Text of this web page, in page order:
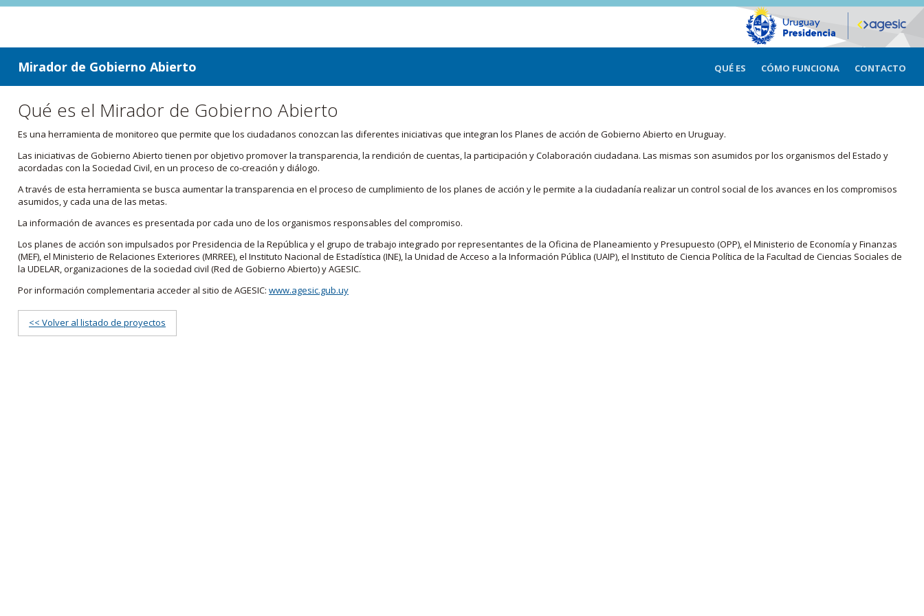
ir a contenido
ir al menú
Mirador de Gobierno Abierto QUÉ ES CÓMO FUNCIONA CONTACTO
Qué es el Mirador de Gobierno Abierto
Es una herramienta de monitoreo que permite que los ciudadanos conozcan las diferentes iniciativas que integran los Planes de acción de Gobierno Abierto en Uruguay.
Las iniciativas de Gobierno Abierto tienen por objetivo promover la transparencia, la rendición de cuentas, la participación y Colaboración ciudadana. Las mismas son asumidos por los organismos del Estado y
acordadas con la Sociedad Civil, en un proceso de co-creación y diálogo.
A través de esta herramienta se busca aumentar la transparencia en el proceso de cumplimiento de los planes de acción y le permite a la ciudadanía realizar un control social de los avances en los compromisos
asumidos, y cada una de las metas.
La información de avances es presentada por cada uno de los organismos responsables del compromiso.
Los planes de acción son impulsados por Presidencia de la República y el grupo de trabajo integrado por representantes de la Oficina de Planeamiento y Presupuesto (OPP), el Ministerio de Economía y Finanzas
(MEF), el Ministerio de Relaciones Exteriores (MRREE), el Instituto Nacional de Estadística (INE), la Unidad de Acceso a la Información Pública (UAIP), el Instituto de Ciencia Política de la Facultad de Ciencias Sociales de
la UDELAR, organizaciones de la sociedad civil (Red de Gobierno Abierto) y AGESIC.
Por información complementaria acceder al sitio de AGESIC: www.agesic.gub.uy
<< Volver al listado de proyectos